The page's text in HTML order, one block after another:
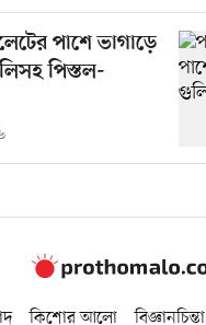
পাশে ভাগাড়ে
পিস্তল-
কিশোর আলো বিজ্ঞানচিন্তা